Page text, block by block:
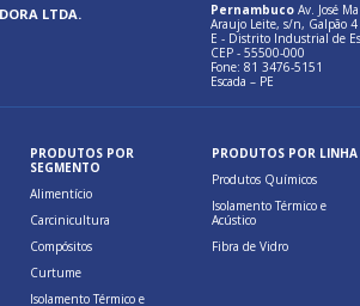
LTDA. Pernambuco Av. José
Araujo Leite, s/n, Galpão 4
E - Distrito Industrial de
CEP - 55500-000
Fone: 81 3476-5151
Escada – PE
PRODUTOS POR
SEGMENTO
Alimentício
Carcinicultura
Compósitos
Curtume
Isolamento Térmico e
PRODUTOS POR LINHA
Produtos Químicos
Isolamento Térmico e
Acústico
Fibra de Vidro